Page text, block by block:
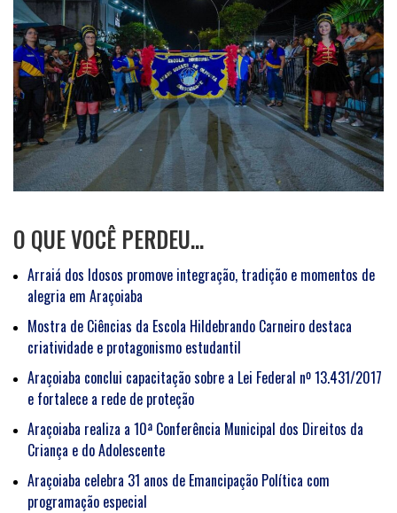
O QUE VOCÊ PERDEU…
Arraiá dos Idosos promove integração, tradição e momentos de
alegria em Araçoiaba
Mostra de Ciências da Escola Hildebrando Carneiro destaca
criatividade e protagonismo estudantil
Araçoiaba conclui capacitação sobre a Lei Federal nº 13.431/2017
e fortalece a rede de proteção
Araçoiaba realiza a 10ª Conferência Municipal dos Direitos da
Criança e do Adolescente
Araçoiaba celebra 31 anos de Emancipação Política com
programação especial